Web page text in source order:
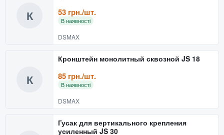
К 53 грн./шт.
В наявності
DSMAX
К
Кронштейн монолитный сквозной JS 18
85 грн./шт.
В наявності
DSMAX
Гусак для вертикального крепления
усиленный JS 30